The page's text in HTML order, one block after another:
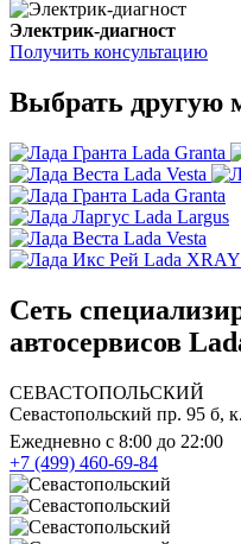
Электрик-диагност
Получить консультацию
Выбрать другую
Lada Granta
Lada Vesta
Lada Granta
Lada Largus
Lada Vesta
Lada XRAY
Сеть
автосервисов
СЕВАСТОПОЛЬСКИЙ
Севастопольский пр. 95 б,
Ежедневно с 8:00 до 22:00
+7 (499) 460-69-84